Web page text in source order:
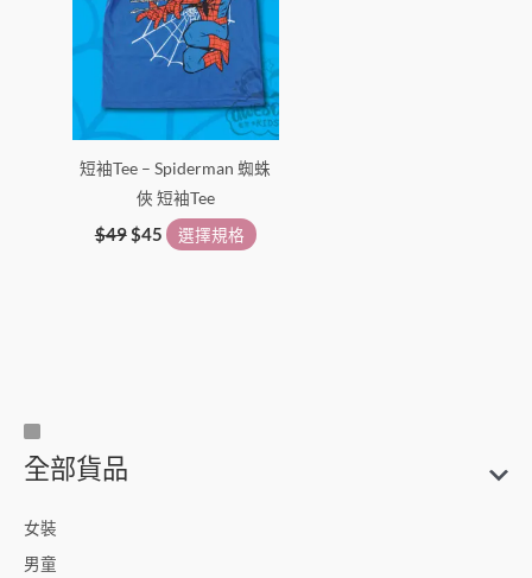
全部貨品
女裝
男童
尺
寸
搜
尋
鍵
字
短袖Tee – Spiderman 蜘蛛
俠 短袖Tee
$49$45 選擇規格
選
項